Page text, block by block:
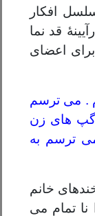
افکار
قد نما
اعضای
. می ترسم
گپ های زن
ترسم به
خانم
نا تمام می